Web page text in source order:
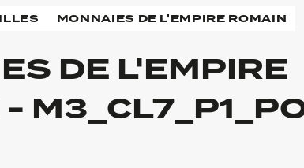
MONNAIES DE L'EMPIRE ROMAIN
DE L'EMPIRE